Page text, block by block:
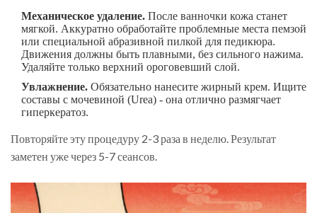
Механическое удаление. После ванночки кожа станет
мягкой. Аккуратно обработайте проблемные места пемзой
или специальной абразивной пилкой для педикюра.
Движения должны быть плавными, без сильного нажима.
Удаляйте только верхний ороговевший слой.
Увлажнение. Обязательно нанесите жирный крем. Ищите
составы с мочевиной (Urea) - она отлично размягчает
гиперкератоз.
Повторяйте эту процедуру 2-3 раза в неделю. Результат
заметен уже через 5-7 сеансов.